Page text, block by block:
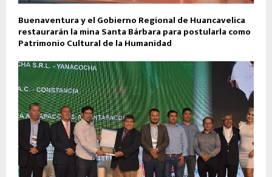
Buenaventura y el Gobierno Regional de Huancavelica
restaurarán la mina Santa Bárbara para postularla como
Patrimonio Cultural de la Humanidad